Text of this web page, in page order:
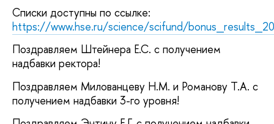
Списки доступны по ссылке:
https://www.hse.ru/science/scifund/
Поздравляем Штейнера Е.С. с получением
надбавки ректора!
Поздравляем Милованцеву Н.М. и Романову Т.А. с
получением надбавки 3-го уровня!